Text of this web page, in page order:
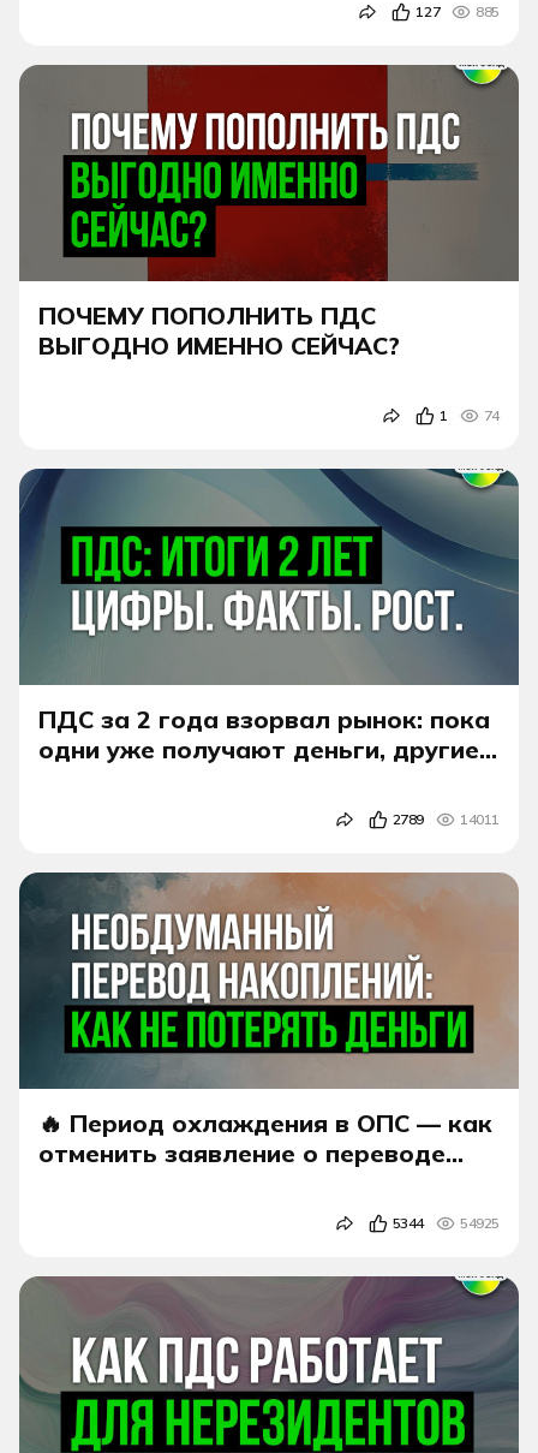
127 885
ПОЧЕМУ ПОПОЛНИТЬ ПДС
ВЫГОДНО ИМЕННО СЕЙЧАС?
1 74
ПДС за 2 года взорвал рынок: пока
одни уже получают деньги, другие
2789 14011
🔥 Период охлаждения в ОПС — как
отменить заявление о переводе
сохранить весь инвестдоход?
5344 54925